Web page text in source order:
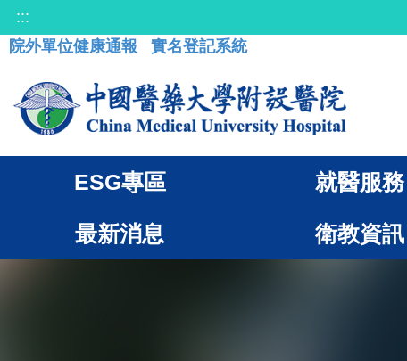
:::
院外單位健康通報
實名登記系統
ESG專區 就醫服務
最新消息 衛教資訊